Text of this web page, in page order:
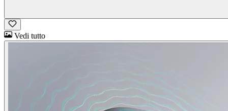
Vedi tutto